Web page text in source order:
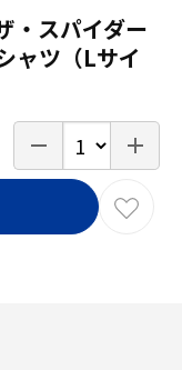
・スパイダー
ャツ（Lサイ